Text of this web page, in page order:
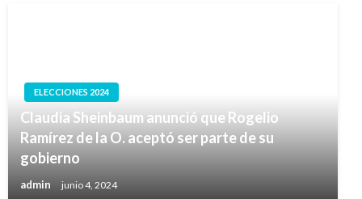
ELECCIONES 2024
Claudia Sheinbaum anunció que Rogelio
Ramírez de la O. aceptó ser parte de su
gobierno
admin junio 4, 2024